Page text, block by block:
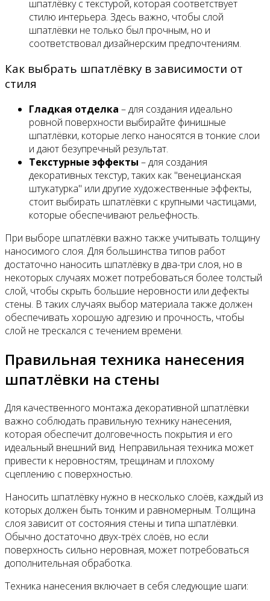
шпатлёвку с текстурой, которая соответствует
стилю интерьера. Здесь важно, чтобы слой
шпатлёвки не только был прочным, но и
соответствовал дизайнерским предпочтениям.
Как выбрать шпатлёвку в зависимости от
стиля
Гладкая отделка – для создания идеально
ровной поверхности выбирайте финишные
шпатлёвки, которые легко наносятся в тонкие слои
и дают безупречный результат.
Текстурные эффекты – для создания
декоративных текстур, таких как "венецианская
штукатурка" или другие художественные эффекты,
стоит выбирать шпатлёвки с крупными частицами,
которые обеспечивают рельефность.
При выборе шпатлёвки важно также учитывать толщину
наносимого слоя. Для большинства типов работ
достаточно наносить шпатлёвку в два-три слоя, но в
некоторых случаях может потребоваться более толстый
слой, чтобы скрыть большие неровности или дефекты
стены. В таких случаях выбор материала также должен
обеспечивать хорошую адгезию и прочность, чтобы
слой не трескался с течением времени.
Правильная техника нанесения
шпатлёвки на стены
Для качественного монтажа декоративной шпатлёвки
важно соблюдать правильную технику нанесения,
которая обеспечит долговечность покрытия и его
идеальный внешний вид. Неправильная техника может
привести к неровностям, трещинам и плохому
сцеплению с поверхностью.
Наносить шпатлёвку нужно в несколько слоёв, каждый из
которых должен быть тонким и равномерным. Толщина
слоя зависит от состояния стены и типа шпатлёвки.
Обычно достаточно двух-трёх слоёв, но если
поверхность сильно неровная, может потребоваться
дополнительная обработка.
Техника нанесения включает в себя следующие шаги: